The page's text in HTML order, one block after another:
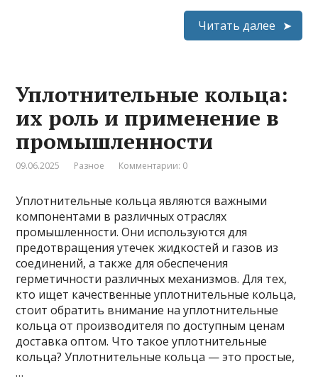
Читать далее
Уплотнительные кольца:
их роль и применение в
промышленности
09.06.2025 Разное Комментарии: 0
Уплотнительные кольца являются важными
компонентами в различных отраслях
промышленности. Они используются для
предотвращения утечек жидкостей и газов из
соединений, а также для обеспечения
герметичности различных механизмов. Для тех,
кто ищет качественные уплотнительные кольца,
стоит обратить внимание на уплотнительные
кольца от производителя по доступным ценам
доставка оптом. Что такое уплотнительные
кольца? Уплотнительные кольца — это простые,
…